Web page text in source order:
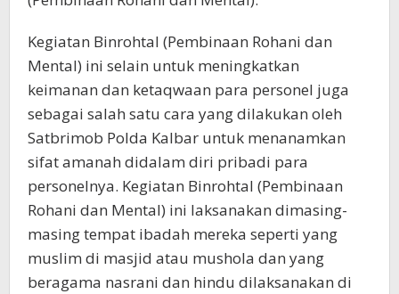
Kegiatan Binrohtal (Pembinaan Rohani dan
Mental) ini selain untuk meningkatkan
keimanan dan ketaqwaan para personel juga
sebagai salah satu cara yang dilakukan oleh
Satbrimob Polda Kalbar untuk menanamkan
sifat amanah didalam diri pribadi para
personelnya. Kegiatan Binrohtal (Pembinaan
Rohani dan Mental) ini laksanakan dimasing-
masing tempat ibadah mereka seperti yang
muslim di masjid atau mushola dan yang
beragama nasrani dan hindu dilaksanakan di